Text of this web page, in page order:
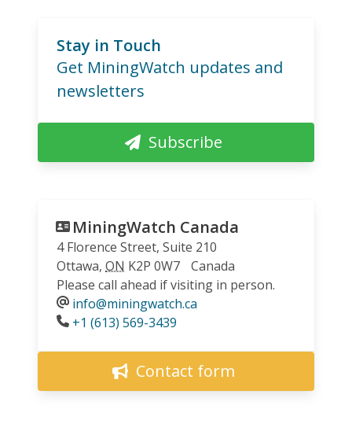
Stay in Touch
Get MiningWatch updates and
newsletters
Subscribe
MiningWatch Canada
4 Florence Street, Suite 210
Ottawa, ON K2P 0W7
Canada
Please call ahead if visiting in person.
info@miningwatch.ca
Phone
+1 (613) 569-3439
Contact form